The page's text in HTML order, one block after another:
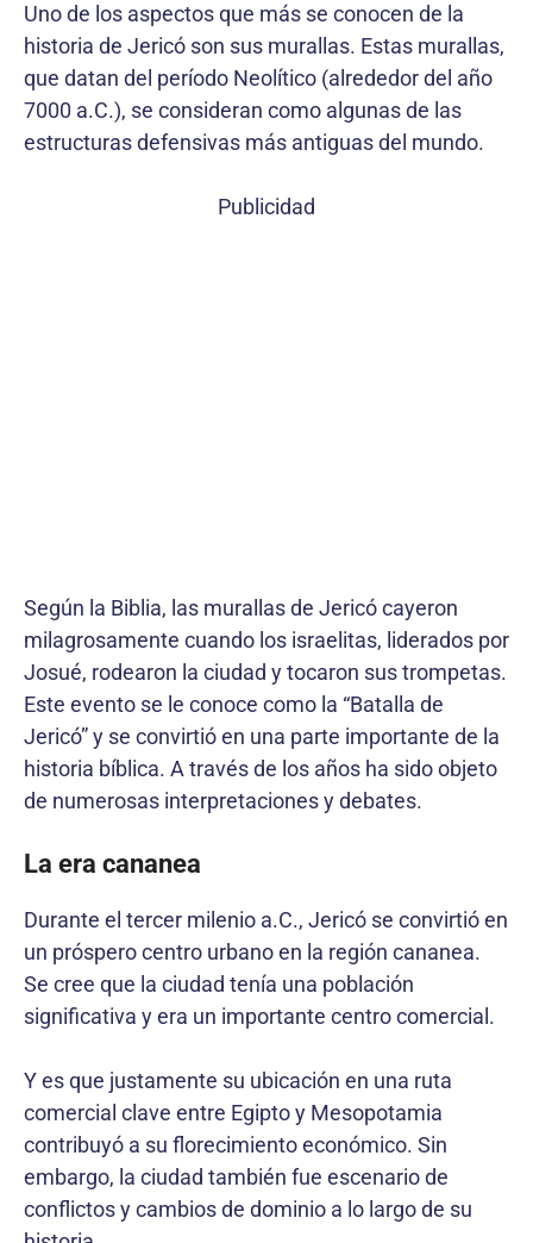
Uno de los aspectos que más se conocen de la
historia de Jericó son sus murallas. Estas murallas,
que datan del período Neolítico (alrededor del año
7000 a.C.), se consideran como algunas de las
estructuras defensivas más antiguas del mundo.
Publicidad
Según la Biblia, las murallas de Jericó cayeron
milagrosamente cuando los israelitas, liderados por
Josué, rodearon la ciudad y tocaron sus trompetas.
Este evento se le conoce como la “Batalla de
Jericó” y se convirtió en una parte importante de la
historia bíblica. A través de los años ha sido objeto
de numerosas interpretaciones y debates.
La era cananea
Durante el tercer milenio a.C., Jericó se convirtió en
un próspero centro urbano en la región cananea.
Se cree que la ciudad tenía una población
significativa y era un importante centro comercial.
Y es que justamente su ubicación en una ruta
comercial clave entre Egipto y Mesopotamia
contribuyó a su florecimiento económico. Sin
embargo, la ciudad también fue escenario de
conflictos y cambios de dominio a lo largo de su